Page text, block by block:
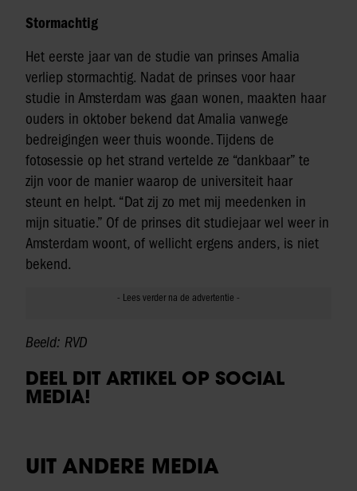
Stormachtig
Het eerste jaar van de studie van prinses Amalia
verliep stormachtig. Nadat de prinses voor haar
studie in Amsterdam was gaan wonen, maakten haar
ouders in oktober bekend dat Amalia vanwege
bedreigingen weer thuis woonde. Tijdens de
fotosessie op het strand vertelde ze “dankbaar” te
zijn voor de manier waarop de universiteit haar
steunt en helpt. “Dat zij zo met mij meedenken in
mijn situatie.” Of de prinses dit studiejaar wel weer in
Amsterdam woont, of wellicht ergens anders, is niet
bekend.
Beeld: RVD
DEEL DIT ARTIKEL OP SOCIAL
MEDIA!
UIT ANDERE MEDIA